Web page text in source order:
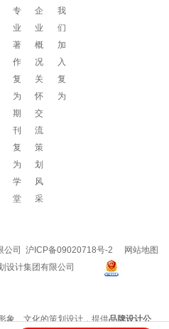
专
业
著
作
复
为
期
刊
复
为
学
堂
企
业
概
况
关
怀
交
流
策
划
风
采
我
们
加
入
复
为
网站地图
公司 沪ICP备09020718号-2
划设计集团有限公司
象、文化的策划设计，提供品牌设计公